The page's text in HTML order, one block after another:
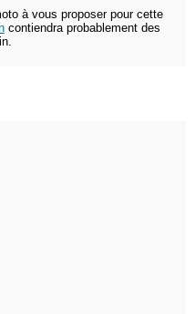
à vous proposer pour cette
contiendra probablement des